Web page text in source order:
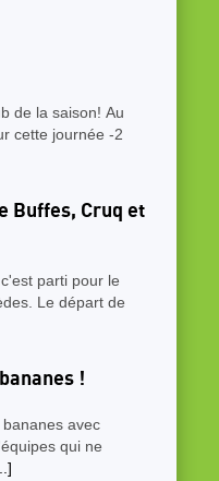
de la saison! Au
cette journée -2
Buffes, Cruq et
parti pour le
Le départ de
!
avec
qui ne